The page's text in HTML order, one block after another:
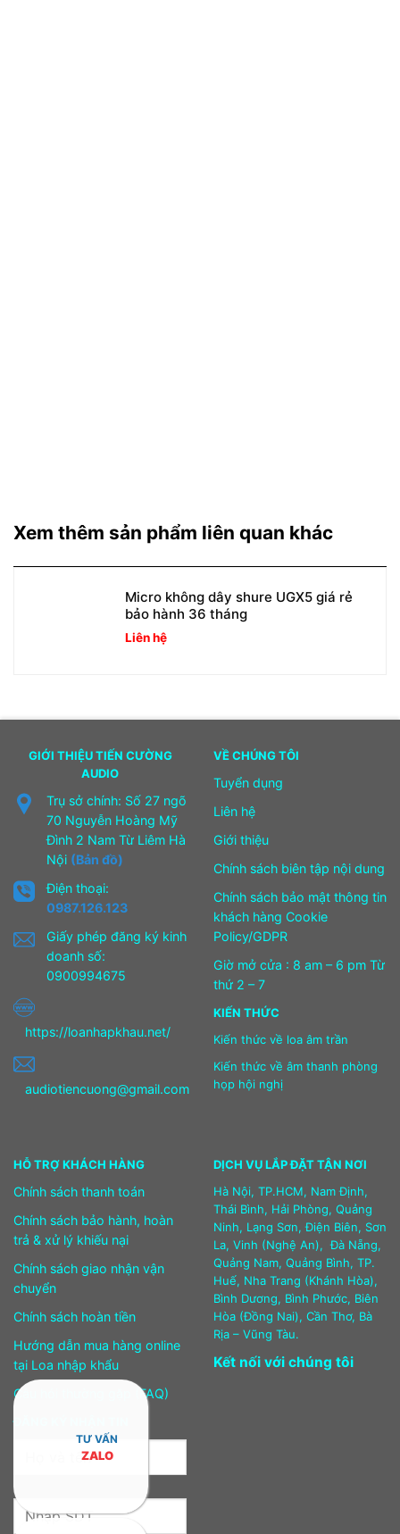
Xem thêm sản phẩm liên quan khác
Micro không dây shure UGX5 giá rẻ
bảo hành 36 tháng
Liên hệ
GIỚI THIỆU TIẾN CƯỜNG
AUDIO
Trụ sở chính: Số 27 ngõ
70 Nguyễn Hoàng Mỹ
Đình 2 Nam Từ Liêm Hà
Nội (Bản đồ)
Điện thoại:
0987.126.123
Giấy phép đăng ký kinh
doanh số:
0900994675
https://loanhapkhau.net/
audiotiencuong@gmail.com
VỀ CHÚNG TÔI
Tuyển dụng
Liên hệ
Giới thiệu
Chính sách biên tập nội dung
Chính sách bảo mật thông tin
khách hàng Cookie
Policy/GDPR
Giờ mở cửa : 8 am – 6 pm Từ
thứ 2 – 7
KIẾN THỨC
Kiến thức về loa âm trần
Kiến thức về âm thanh phòng
họp hội nghị
HỖ TRỢ KHÁCH HÀNG
Chính sách thanh toán
Chính sách bảo hành, hoàn
trả & xử lý khiếu nại
Chính sách giao nhận vận
chuyển
Chính sách hoàn tiền
Hướng dẫn mua hàng online
tại Loa nhập khẩu
Câu hỏi thường gặp (FAQ)
DỊCH VỤ LẮP ĐẶT TẬN NƠI
Hà Nội, TP.HCM, Nam Định,
Thái Bình, Hải Phòng, Quảng
Ninh, Lạng Sơn, Điện Biên, Sơn
La, Vinh (Nghệ An), Đà Nẵng,
Quảng Nam, Quảng Bình, TP.
Huế, Nha Trang (Khánh Hòa),
Bình Dương, Bình Phước, Biên
Hòa (Đồng Nai), Cần Thơ, Bà
Rịa – Vũng Tàu.
Kết nối với chúng tôi
TƯ VẤN
ZALO